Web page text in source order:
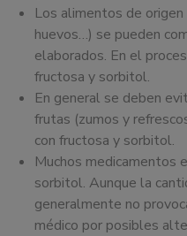
Los alimentos de origen
huevos…) se pueden
elaborados. En el
fructosa y sorbitol.
En general se deben
frutas (zumos y
con fructosa y sorbitol.
Muchos medicamentos
sorbitol. Aunque la
generalmente no
médico por posibles